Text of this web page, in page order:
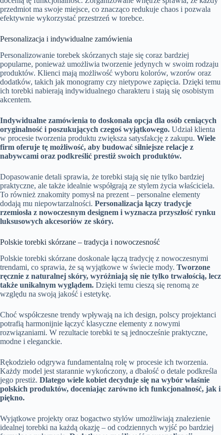
przedmiot ma swoje miejsce, co znacząco redukuje chaos i pozwala
efektywnie wykorzystać przestrzeń w torebce.
Personalizacja i indywidualne zamówienia
Personalizowanie torebek skórzanych staje się coraz bardziej
popularne, ponieważ umożliwia tworzenie jedynych w swoim rodzaju
produktów. Klienci mają możliwość wyboru kolorów, wzorów oraz
dodatków, takich jak monogramy czy nietypowe zapięcia. Dzięki temu
ich torebki nabierają indywidualnego charakteru i stają się osobistym
akcentem.
Indywidualne zamówienia to doskonała opcja dla osób ceniących
oryginalność i poszukujących czegoś wyjątkowego. Udział klienta
w procesie tworzenia produktu zwiększa satysfakcję z zakupu. Wiele
firm oferuje tę możliwość, aby budować silniejsze relacje z
nabywcami oraz podkreślić prestiż swoich produktów.
Dopasowanie detali sprawia, że torebki stają się nie tylko bardziej
praktyczne, ale także idealnie współgrają ze stylem życia właściciela.
To również znakomity pomysł na prezent – personalne elementy
dodają mu niepowtarzalności. Personalizacja łączy tradycje
rzemiosła z nowoczesnym designem i wyznacza przyszłość rynku
luksusowych akcesoriów ze skóry.
Polskie torebki skórzane – tradycja i nowoczesność
Polskie torebki skórzane doskonale łączą tradycję z nowoczesnymi
trendami, co sprawia, że są wyjątkowe w świecie mody. Tworzone
ręcznie z naturalnej skóry, wyróżniają się nie tylko trwałością, lecz
także unikalnym wyglądem. Dzięki temu cieszą się renomą ze
względu na swoją jakość i estetykę.
Choć współczesne trendy wpływają na ich design, polscy projektanci
potrafią harmonijnie łączyć klasyczne elementy z nowymi
rozwiązaniami. W rezultacie torebki te są jednocześnie praktyczne,
modne i eleganckie.
Rękodzieło odgrywa fundamentalną rolę w procesie ich tworzenia.
Każdy model jest starannie wykończony, a dbałość o detale podkreśla
jego prestiż. Dlatego wiele kobiet decyduje się na wybór właśnie
polskich produktów, doceniając zarówno ich funkcjonalność, jak i
piękno.
Wyjątkowe projekty oraz bogactwo stylów umożliwiają znalezienie
idealnej torebki na każdą okazję – od codziennych wyjść po bardziej